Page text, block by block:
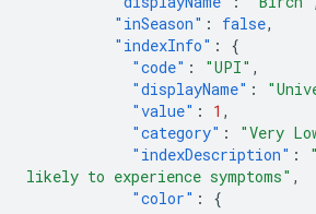
"inSeason" : false,
"indexInfo" :
{
"code" : "UPI" ,
"displayName" :
"value" : 1 ,
"category" : "Very
"indexDescription" :
likely to experience symptoms" ,
"color" :
{